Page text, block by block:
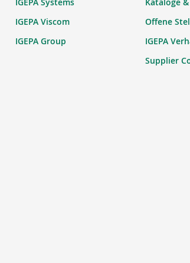
IGEPA Viscom
IGEPA Group
Offene
IGEPA
Supplier